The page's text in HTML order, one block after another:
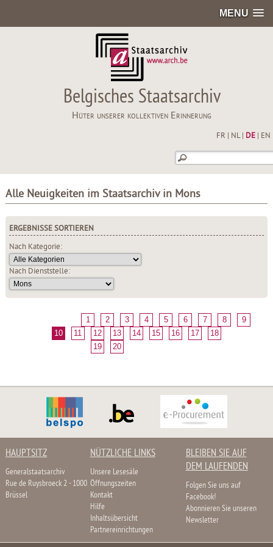
MENU
Belgisches Staatsarchiv
Hüter unserer kollektiven Erinnerung
FR NL| DE| EN
Alle Neuigkeiten im Staatsarchiv in Mons
ERGEBNISSE SORTIEREN
Nach Kategorie:
Nach Dienststelle:
1 2 3 4 5 6 7 8
9
10
11 12 13 14 15 16 17
18
19
20
HAUPTSITZ
Generalstaatsarchiv
Rue de Ruysbroeck 2 - 1000
Brüssel
NÜTZLICHE LINKS
Unsere Lesesäle
Öffnungszeiten
Kontakt
Hilfe
Inhaltsübersicht
Partnereinrichtungen
BLEIBEN SIE AUF
DEM LAUFENDEN
Folgen Sie uns auf
Facebook!
Abonnieren Sie unseren
Newsletter